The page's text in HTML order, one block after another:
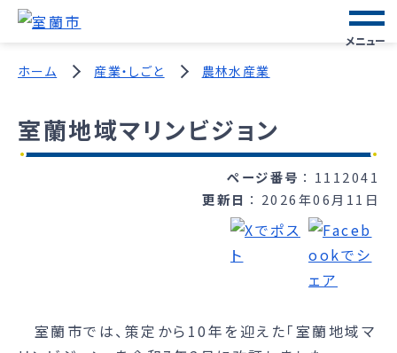
メニュー
ホーム 産業・しごと 農林水産業
室蘭地域マリンビジョン
ページ番号
1112041
更新日
2026年06月11日
室蘭市では、策定から10年を迎えた「室蘭地域マ